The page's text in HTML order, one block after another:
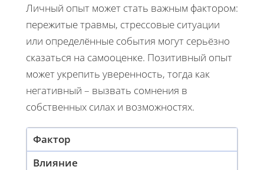
Личный опыт может стать важным фактором:
пережитые травмы, стрессовые ситуации
или определённые события могут серьёзно
сказаться на самооценке. Позитивный опыт
может укрепить уверенность, тогда как
негативный – вызвать сомнения в
собственных силах и возможностях.
Фактор
Влияние